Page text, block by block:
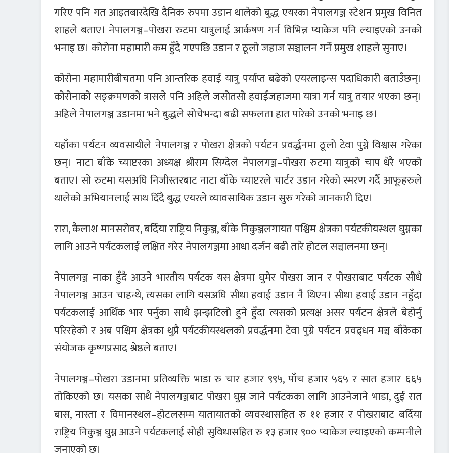
गरिए पनि गत आइतबारदेखि दैनिक रुपमा उडान थालेको बुद्ध एयरका नेपालगञ्ज स्टेशन प्रमुख विनित
शाहले बताए। नेपालगञ्ज–पोखरा रुटमा यात्रुलाई आर्कषण गर्न विभिन्न प्याकेज पनि ल्याइएको उनको
भनाइ छ। कोरोना महामारी कम हुँदै गएपछि उडान र ठूलो जहाज सञ्चालन गर्ने प्रमुख शाहले सुनाए।
कोरोना महामारीबीचतमा पनि आन्तरिक हवाई यात्रु पर्याप्त बढेको एयरलाइन्स पदाधिकारी बताउँछन्।
कोरोनाको सङ्क्रमणको त्रासले पनि अहिले जसोतसो हवाईजहाजमा यात्रा गर्न यात्रु तयार भएका छन्।
अहिले नेपालगञ्ज उडानमा भने बुद्धले सोचेभन्दा बढी सफलता हात पारेको उनको भनाइ छ।
यहाँका पर्यटन व्यवसायीले नेपालगञ्ज र पोखरा क्षेत्रको पर्यटन प्रवर्द्धनमा ठूलो टेवा पुग्ने विश्वास गरेका
छन्। नाटा बाँके च्याप्टरका अध्यक्ष श्रीराम सिग्देल नेपालगञ्ज–पोखरा रुटमा यात्रुको चाप धेरै भएको
बताए। सो रुटमा यसअघि निजीस्तरबाट नाटा बाँके च्याप्टरले चार्टर उडान गरेको स्मरण गर्दै आफूहरुले
थालेको अभियानलाई साथ दिँदै बुद्ध एयरले व्यावसायिक उडान सुरु गरेको जानकारी दिए।
रारा, कैलाश मानसरोवर, बर्दिया राष्ट्रिय निकुञ्ज, बाँके निकुञ्जलगायत पश्चिम क्षेत्रका पर्यटकीयस्थल घुम्नका
लागि आउने पर्यटकलाई लक्षित गरेर नेपालगञ्जमा आधा दर्जन बढी तारे होटल सञ्चालनमा छन्।
नेपालगञ्ज नाका हुँदै आउने भारतीय पर्यटक यस क्षेत्रमा घुमेर पोखरा जान र पोखराबाट पर्यटक सीधै
नेपालगञ्ज आउन चाहन्थे, त्यसका लागि यसअघि सीधा हवाई उडान नै थिएन। सीधा हवाई उडान नहुँदा
पर्यटकलाई आर्थिक भार पर्नुका साथै झन्झटिलो हुने हुँदा त्यसको प्रत्यक्ष असर पर्यटन क्षेत्रले बेहोर्नु
परिरहेको र अब पश्चिम क्षेत्रका थुप्रै पर्यटकीयस्थलको प्रवर्द्धनमा टेवा पुग्ने पर्यटन प्रवद्र्धन मञ्च बाँकेका
संयोजक कृष्णप्रसाद श्रेष्ठले बताए।
नेपालगञ्ज–पोखरा उडानमा प्रतिव्यक्ति भाडा रु चार हजार ९९५, पाँच हजार ५६५ र सात हजार ६६५
तोकिएको छ। यसका साथै नेपालगञ्जबाट पोखरा घुम्न जाने पर्यटकका लागि आउनेजाने भाडा, दुई रात
बास, नास्ता र विमानस्थल–होटलसम्म यातायातको व्यवस्थासहित रु ११ हजार र पोखराबाट बर्दिया
राष्ट्रिय निकुञ्ज घुम्न आउने पर्यटकलाई सोही सुविधासहित रु १३ हजार ९०० प्याकेज ल्याइएको कम्पनीले